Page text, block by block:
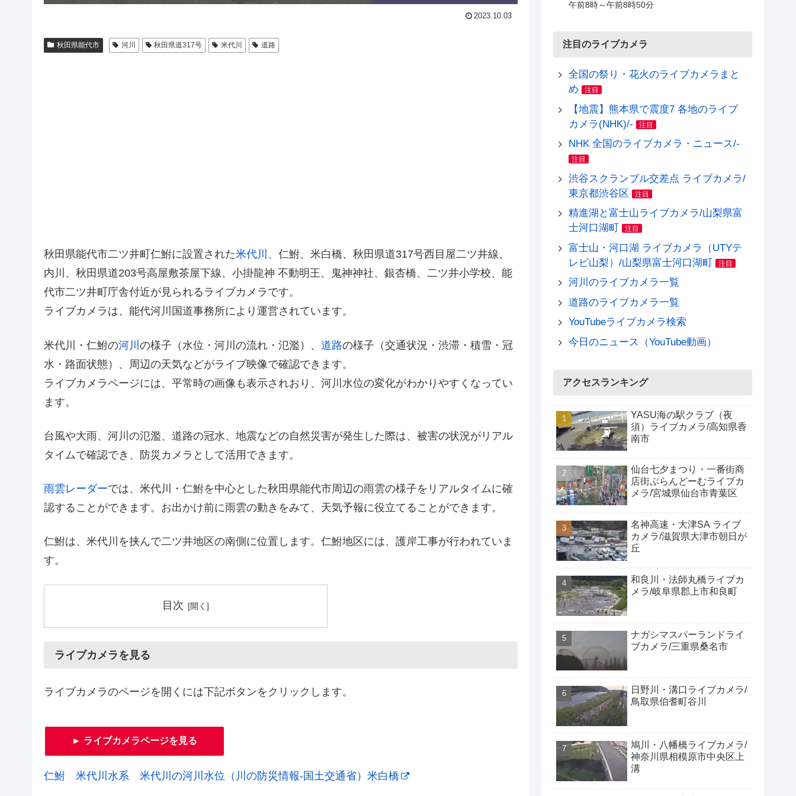
2023.10.03
秋田県能代市 河川 秋田県道317号 米代川 道路
秋田県能代市二ツ井町仁鮒に設置された米代川 、仁鮒、米白橋、秋田県道317号西目屋二ツ井線、
内川、秋田県道203号高屋敷茶屋下線、小掛龍神 不動明王、鬼神神社、銀杏橋、二ツ井小学校、能
代市二ツ井町庁舎付近が見られるライブカメラです。
ライブカメラは、能代河川国道事務所により運営されています。
米代川・仁鮒の河川 の様子（水位・河川の流れ・氾濫）、 道路の様子（交通状況・渋滞・積雪・冠
水・路面状態）、周辺の天気などがライブ映像で確認できます。
ライブカメラページには、平常時の画像も表示されおり、河川水位の変化がわかりやすくなってい
ます。
台風や大雨、河川の氾濫、道路の冠水、地震などの自然災害が発生した際は、被害の状況がリアル
タイムで確認でき、防災カメラとして活用できます。
雨雲レーダーでは、米代川・仁鮒を中心とした秋田県能代市周辺の雨雲の様子をリアルタイムに確
認することができます。お出かけ前に雨雲の動きをみて、天気予報に役立てることができます。
仁鮒は、米代川を挟んで二ツ井地区の南側に位置します。仁鮒地区には、護岸工事が行われていま
す。
目次
ライブカメラを見る
ライブカメラのページを開くには下記ボタンをクリックします。
► ライブカメラページを見る
仁鮒 米代川水系 米代川の河川水位（川の防災情報-国土交通省）米白橋
午前8時～午前8時50分
注目のライブカメラ
全国の祭り・花火のライブカメラまと
め
注目
【地震】熊本県で震度7 各地のライブ
カメラ(NHK)/-
注目
NHK 全国のライブカメラ・ニュース/-
注目
渋谷スクランブル交差点 ライブカメラ/
東京都渋谷区
注目
精進湖と富士山ライブカメラ/山梨県富
士河口湖町
注目
富士山・河口湖 ライブカメラ（UTYテ
レビ山梨）/山梨県富士河口湖町
注目
河川のライブカメラ一覧
道路のライブカメラ一覧
YouTubeライブカメラ検索
今日のニュース（YouTube動画）
アクセスランキング
YASU海の駅クラブ（夜
須）ライブカメラ/高知県香
南市
仙台七夕まつり・一番街商
店街ぶらんどーむライブカ
メラ/宮城県仙台市青葉区
名神高速・大津SA ライブ
カメラ/滋賀県大津市朝日が
丘
和良川・法師丸橋ライブカ
メラ/岐阜県郡上市和良町
ナガシマスパーランドライ
ブカメラ/三重県桑名市
日野川・溝口ライブカメラ/
鳥取県伯耆町谷川
鳩川・八幡橋ライブカメラ/
神奈川県相模原市中央区上
溝